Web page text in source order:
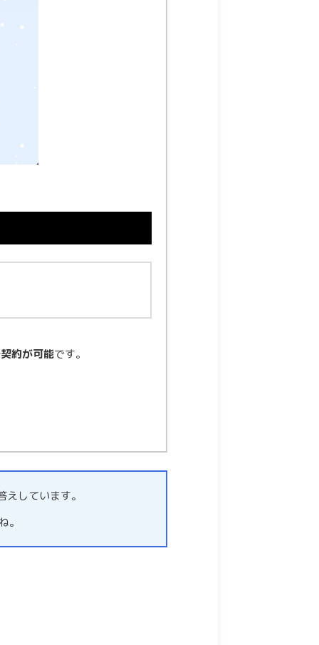
約が可能です。
しています。
。